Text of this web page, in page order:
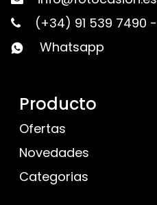
(+34) 91 539 7490 -
Whatsapp
Producto
Ofertas
Novedades
Categorias